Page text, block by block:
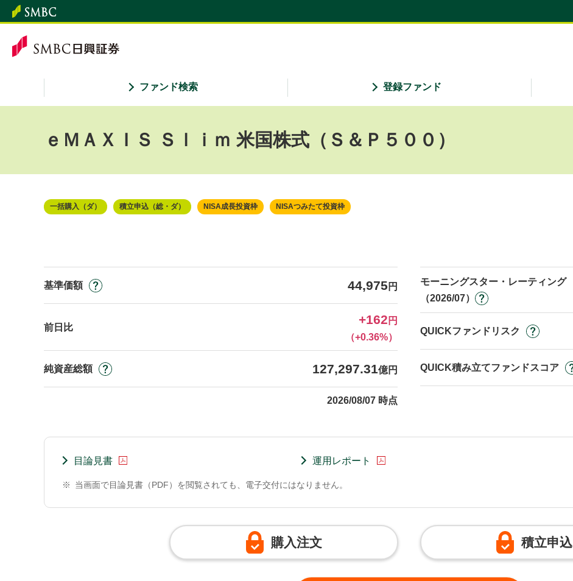
ファンド検索 登録ファンド
ｅＭＡＸＩＳ Ｓｌｉｍ 米国株式（Ｓ＆Ｐ５００）
一括購入（ダ） 積立申込（総・ダ） NISA成長投資枠 NISAつみたて投資枠
基準価額 44,975 円
前日比
+162 円
（+0.36%）
純資産総額 127,297.31億円
2026/08/07 時点
モーニングスター・レーティング
（2026/07）
QUICKファンドリスク
QUICK積み立てファンドスコア
目論見書 運用レポート
※ 当画面で目論見書（PDF）を閲覧されても、電子交付にはなりません。
購入注文 積立申込